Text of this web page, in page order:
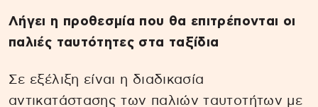
Λήγει η προθεσμία που θα επιτρέπονται οι
παλιές ταυτότητες στα ταξίδια
Σε εξέλιξη είναι η διαδικασία
αντικατάστασης των παλιών ταυτοτήτων με